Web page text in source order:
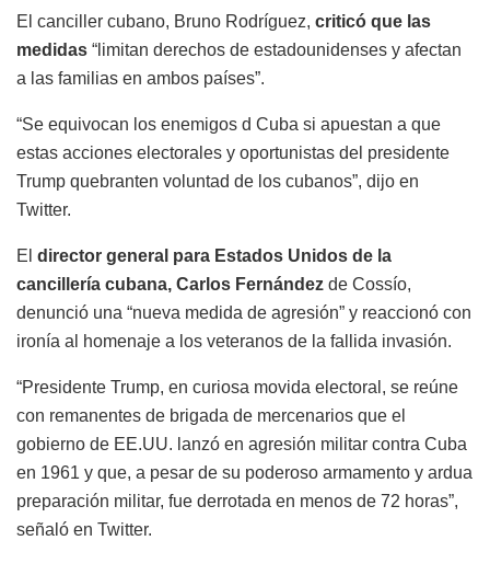
El canciller cubano, Bruno Rodríguez, criticó que las
medidas “limitan derechos de estadounidenses y afectan
a las familias en ambos países”.
“Se equivocan los enemigos d Cuba si apuestan a que
estas acciones electorales y oportunistas del presidente
Trump quebranten voluntad de los cubanos”, dijo en
Twitter.
El director general para Estados Unidos de la
cancillería cubana, Carlos Fernández de Cossío,
denunció una “nueva medida de agresión” y reaccionó con
ironía al homenaje a los veteranos de la fallida invasión.
“Presidente Trump, en curiosa movida electoral, se reúne
con remanentes de brigada de mercenarios que el
gobierno de EE.UU. lanzó en agresión militar contra Cuba
en 1961 y que, a pesar de su poderoso armamento y ardua
preparación militar, fue derrotada en menos de 72 horas”,
señaló en Twitter.